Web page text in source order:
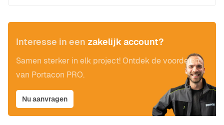
Interesse in een zakelijk account?
Samen sterker in elk project! Ontdek de voordelen
van Portacon PRO.
Nu aanvragen